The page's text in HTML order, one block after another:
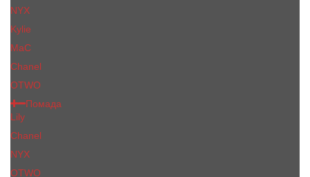
NYX
Kylie
MaC
Сhanеl
OTWO
Помада
Lily
Chanel
NYX
OTWO